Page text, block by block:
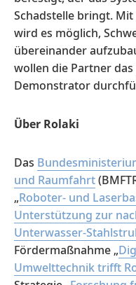
Schadstelle bringt.
wird es möglich,
übereinander
wollen die Partner
Demonstrator
Über Rolaki
Das
und Raumfahrt
„Roboter- und
Unterstützung zur
Unterwasser-
Fördermaßnahme „
Umwelttechnik trifft